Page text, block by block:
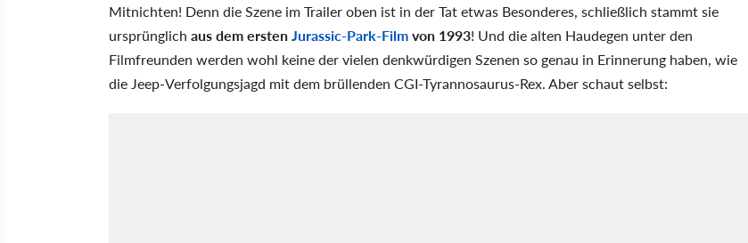
Mitnichten! Denn die Szene im Trailer oben ist in der Tat etwas Besonderes, schließlich stammt sie
ursprünglich aus dem erstenJurassic-Park-Filmvon 1993! Und die alten Haudegen unter den
Filmfreunden werden wohl keine der vielen denkwürdigen Szenen so genau in Erinnerung haben, wie
die Jeep-Verfolgungsjagd mit dem brüllenden CGI-Tyrannosaurus-Rex. Aber schaut selbst: